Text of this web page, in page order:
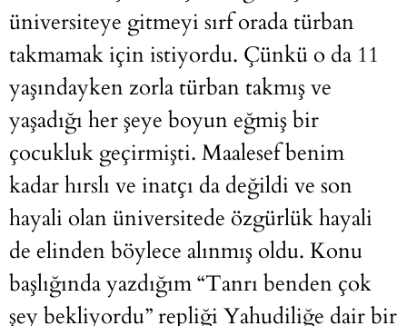
üniversiteye gitmeyi sırf orada türban
takmamak için istiyordu. Çünkü o da 11
yaşındayken zorla türban takmış ve
yaşadığı her şeye boyun eğmiş bir
çocukluk geçirmişti. Maalesef benim
kadar hırslı ve inatçı da değildi ve son
hayali olan üniversitede özgürlük hayali
de elinden böylece alınmış oldu. Konu
başlığında yazdığım “Tanrı benden çok
şey bekliyordu” repliği Yahudiliğe dair bir